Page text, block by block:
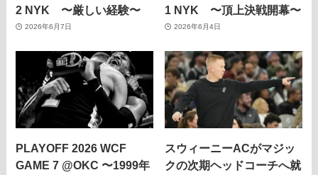
2 NYK 〜厳しい経験〜
2026年6月7日
1 NYK 〜頂上決戦開幕〜
2026年6月4日
PLAYOFF 2026 WCF
GAME 7 @OKC 〜1999年
スウィーニーACがマジッ
クの次期ヘッドコーチへ就